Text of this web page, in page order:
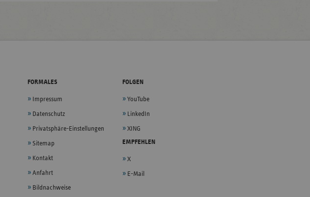
FORMALES
Impressum
Datenschutz
Privatsphäre-Einstellungen
Sitemap
Kontakt
Anfahrt
Bildnachweise
FOLGEN
YouTube
LinkedIn
XING
EMPFEHLEN
X
E-Mail